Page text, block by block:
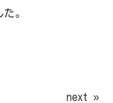
。
next »